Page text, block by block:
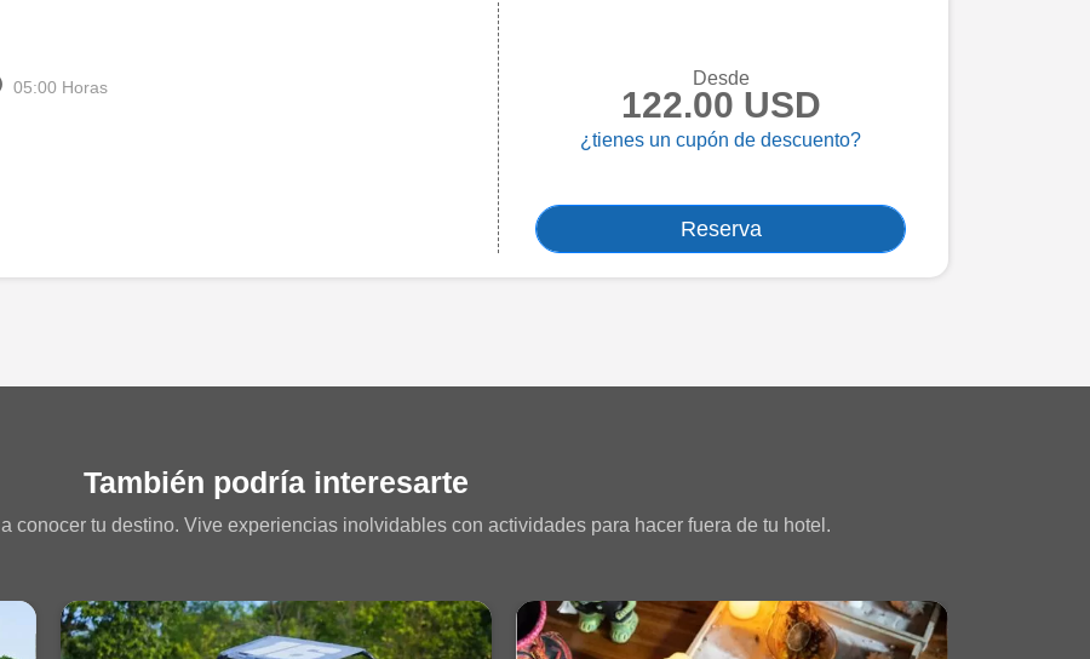
05:00 Horas Desde
122.00 USD
¿tienes un cupón de descuento?
Reserva
También podría interesarte
conocer tu destino. Vive experiencias inolvidables con actividades para hacer fuera de tu hotel.